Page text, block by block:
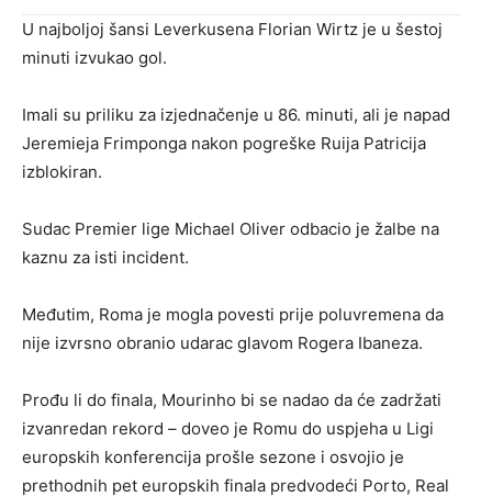
U najboljoj šansi Leverkusena Florian Wirtz je u šestoj
minuti izvukao gol.
Imali su priliku za izjednačenje u 86. minuti, ali je napad
Jeremieja Frimponga nakon pogreške Ruija Patricija
izblokiran.
Sudac Premier lige Michael Oliver odbacio je žalbe na
kaznu za isti incident.
Međutim, Roma je mogla povesti prije poluvremena da
nije izvrsno obranio udarac glavom Rogera Ibaneza.
Prođu li do finala, Mourinho bi se nadao da će zadržati
izvanredan rekord – doveo je Romu do uspjeha u Ligi
europskih konferencija prošle sezone i osvojio je
prethodnih pet europskih finala predvodeći Porto, Real